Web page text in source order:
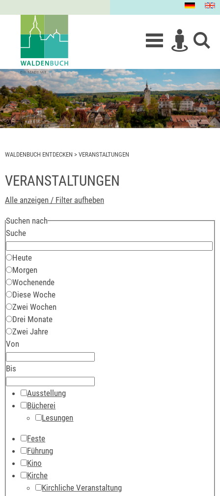
WALDENBUCH ENTDECKEN > VERANSTALTUNGEN
VERANSTALTUNGEN
Alle anzeigen / Filter aufheben
Suchen nach
Suche
Heute
Morgen
Wochenende
Diese Woche
Zwei Wochen
Drei Monate
Zwei Jahre
Von
Bis
Ausstellung
Bücherei
Lesungen
Feste
Führung
Kino
Kirche
Kirchliche Veranstaltung